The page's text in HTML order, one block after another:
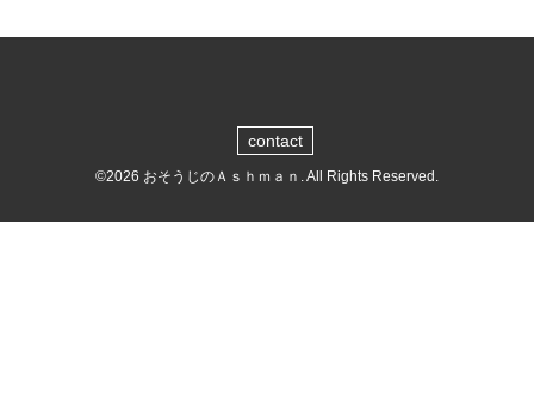
contact
©2026 おそうじのＡｓｈｍａｎ . All Rights Reserved.